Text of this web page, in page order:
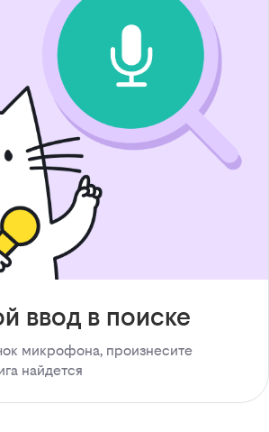
ввод в поиске
микрофона, произнесите
найдется